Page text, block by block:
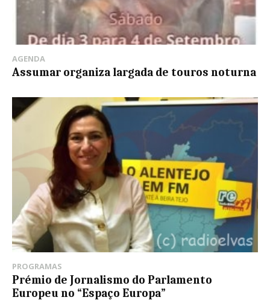
AGENDA
Assumar organiza largada de touros noturna
PROGRAMAS
Prémio de Jornalismo do Parlamento
Europeu no “Espaço Europa”